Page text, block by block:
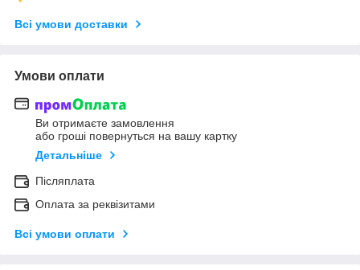
Всі умови доставки
Умови оплати
Ви отримаєте замовлення
або гроші повернуться на вашу картку
Детальніше
Післяплата
Оплата за реквізитами
Всі умови оплати